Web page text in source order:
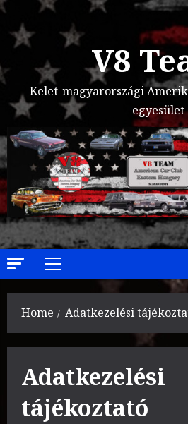
Skip
content
V8
Kelet-magyarországi
egyesület
Primary
Home Adatkezelési
Adatkezelési
tájékoztató